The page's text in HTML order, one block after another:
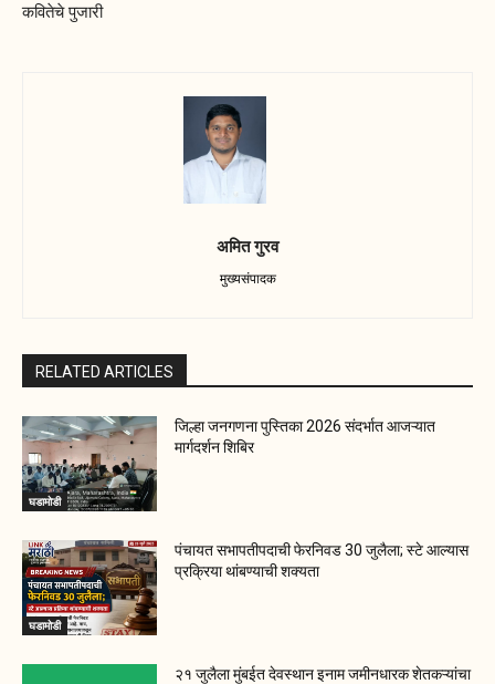
कवितेचे पुजारी
अमित गुरव
मुख्यसंपादक
RELATED ARTICLES
घडामोडी
जिल्हा जनगणना पुस्तिका 2026 संदर्भात आजऱ्यात
मार्गदर्शन शिबिर
घडामोडी
पंचायत सभापतीपदाची फेरनिवड 30 जुलैला; स्टे आल्यास
प्रक्रिया थांबण्याची शक्यता
२१ जुलैला मुंबईत देवस्थान इनाम जमीनधारक शेतकऱ्यांचा